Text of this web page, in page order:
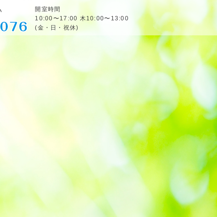
開室時間
10:00〜17:00 木10:00〜13:00
(金・日・祝休)